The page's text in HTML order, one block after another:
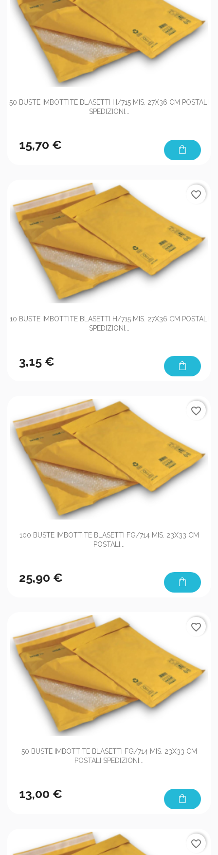
50 BUSTE IMBOTTITE BLASETTI H/715 MIS. 27X36 CM POSTALI
SPEDIZIONI...
15,70 € shopping_bag
10 BUSTE IMBOTTITE BLASETTI H/715 MIS. 27X36 CM POSTALI
SPEDIZIONI...
3,15 € shopping_bag
favorite_border
100 BUSTE IMBOTTITE BLASETTI FG/714 MIS. 23X33 CM
POSTALI...
25,90 € shopping_bag
favorite_border
50 BUSTE IMBOTTITE BLASETTI FG/714 MIS. 23X33 CM
POSTALI SPEDIZIONI...
13,00 € shopping_bag
favorite_border
favorite_border